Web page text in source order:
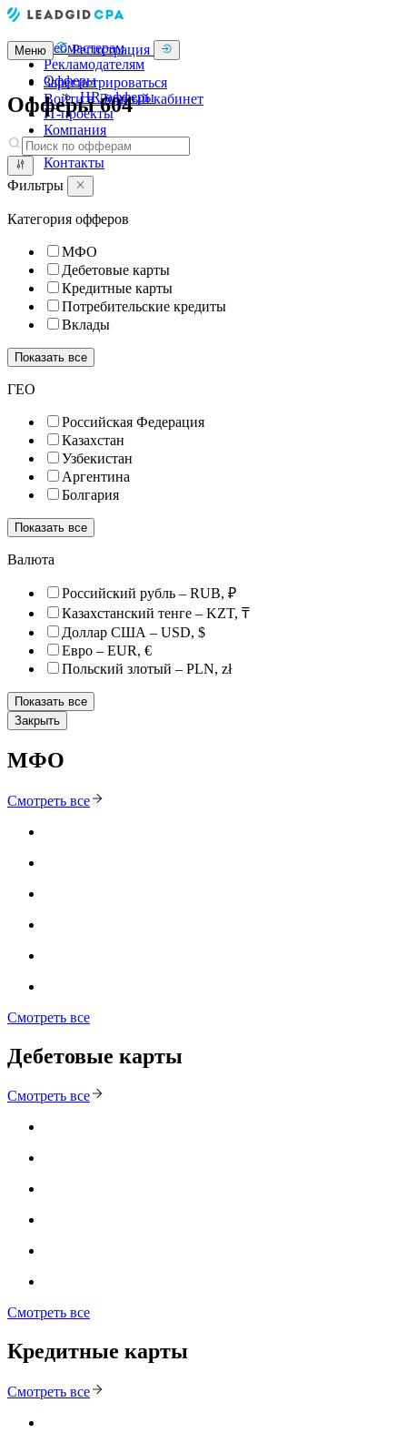
Вебмастерам
Рекламодателям
Офферы
HR-офферы
IT-проекты
Компания
Блог
Контакты
Меню Регистрация
Зарегистрироваться
Войти в Личный кабинет
Офферы604
Фильтры
Категория офферов
МФО
Дебетовые карты
Кредитные карты
Потребительские кредиты
Вклады
Показать все
ГЕО
Российская Федерация
Казахстан
Узбекистан
Аргентина
Болгария
Показать все
Валюта
Российский рубль – RUB, ₽
Казахстанский тенге – KZT, ₸
Доллар США – USD, $
Евро – EUR, €
Польский злотый – PLN, zł
Показать все
Закрыть
МФО
Смотреть все
Смотреть все
Дебетовые карты
Смотреть все
Смотреть все
Кредитные карты
Смотреть все